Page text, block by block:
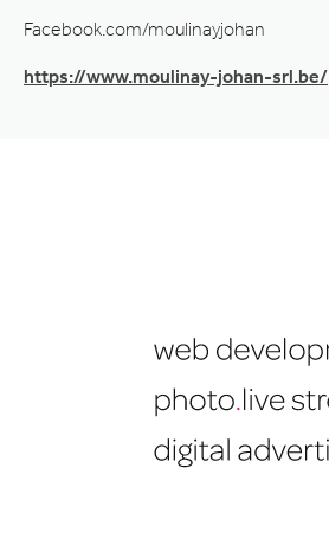
Facebook.com/moulinayjohan
https://www.moulinay-johan-srl.be/